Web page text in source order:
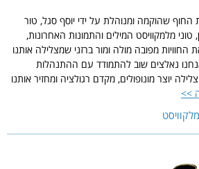
החוף שהוקמה ומנוהלת על ידי יוסף סגל, טור
טוני מלמקוויסט המילים והתמונות האחרונות,
החוויות מפובה מולה ומור ברזני שמצלילה אותנו
נאלצים שוב להתמודד עם ההתנהלות
יוצר מונופולים, מקדם רגולציה ומחזיר אותנו
>>